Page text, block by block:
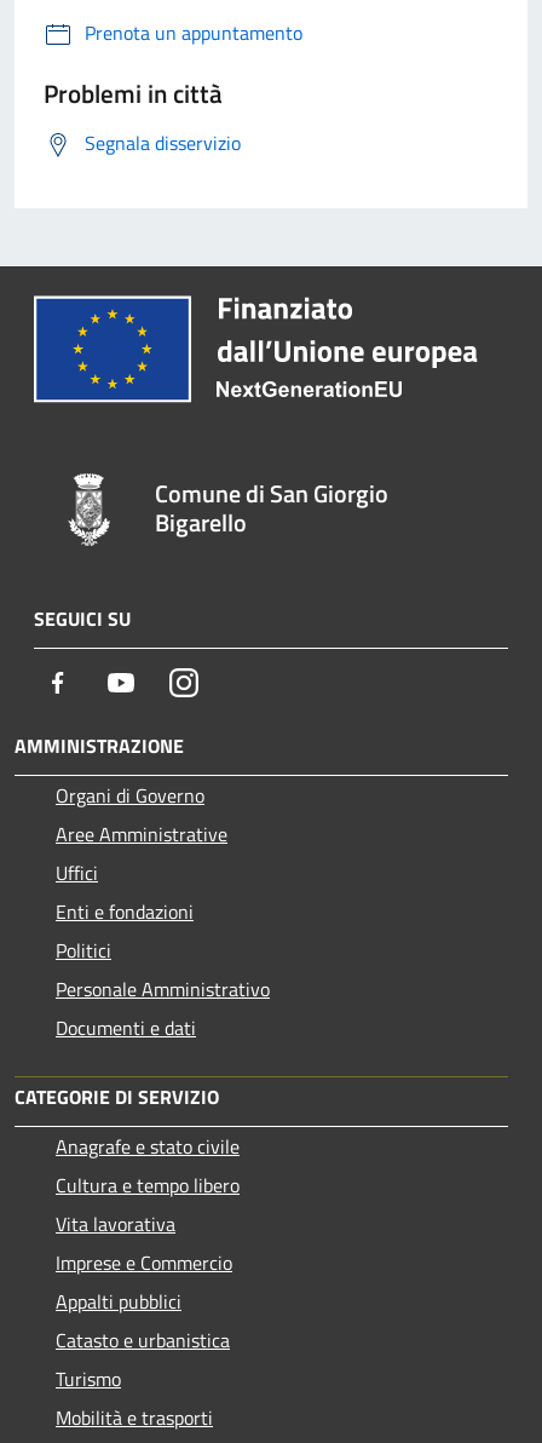
Prenota un appuntamento
Problemi in città
Segnala disservizio
Comune di San Giorgio
Bigarello
SEGUICI SU
Facebook YoutubeInstagram
AMMINISTRAZIONE
Organi di Governo
Aree Amministrative
Uffici
Enti e fondazioni
Politici
Personale Amministrativo
Documenti e dati
CATEGORIE DI SERVIZIO
Anagrafe e stato civile
Cultura e tempo libero
Vita lavorativa
Imprese e Commercio
Appalti pubblici
Catasto e urbanistica
Turismo
Mobilità e trasporti